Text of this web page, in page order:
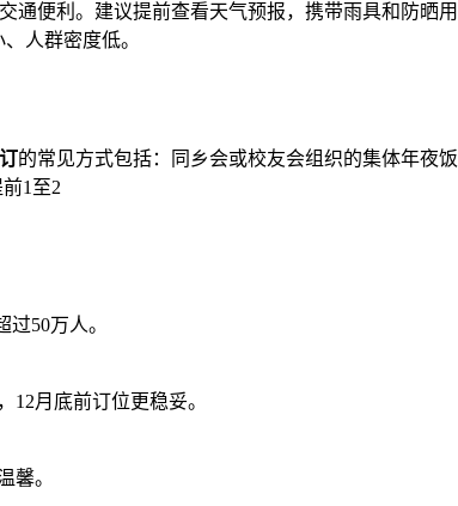
通便利。建议提前查看天气预报，携带雨具和防晒
人群密度低。
的常见方式包括：同乡会或校友会组织的集体年夜
1至2
50万人。
12月底前订位更稳妥。
馨。